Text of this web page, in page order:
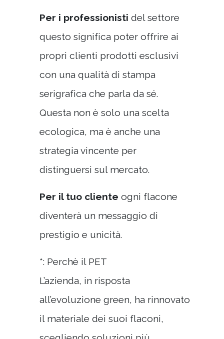
Per i professionisti del settore
questo significa poter offrire ai
propri clienti prodotti esclusivi
con una qualità di stampa
serigrafica che parla da sé.
Questa non è solo una scelta
ecologica, ma è anche una
strategia vincente per
distinguersi sul mercato.
Per il tuo cliente ogni flacone
diventerà un messaggio di
prestigio e unicità.
*: Perchè il PET
L’azienda, in risposta
all’evoluzione green, ha rinnovato
il materiale dei suoi flaconi,